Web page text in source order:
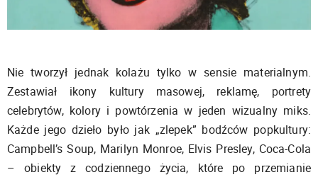
Nie tworzył jednak kolażu tylko w sensie materialnym.
Zestawiał ikony kultury masowej, reklamę, portrety
celebrytów, kolory i powtórzenia w jeden wizualny miks.
Każde jego dzieło było jak „zlepek” bodźców popkultury:
Campbell’s Soup, Marilyn Monroe, Elvis Presley, Coca-Cola
– obiekty z codziennego życia, które po przemianie